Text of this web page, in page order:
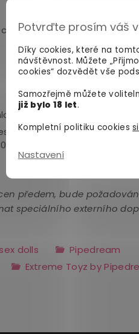
Potvrďte prosím váš
Díky cookies, které na
návštěvnost. Můžete
cookies“ dozvědět vše
Samozřejmě můžete
již bylo 18 let.
Kompletní politiku cookies
Nastavení
otvorů 13 cm)
cm, hmotnost 48 kg
předem, bude
speciálního externího
dolls
Pipedream
Extreme Toyz by